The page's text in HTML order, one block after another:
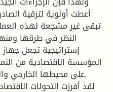
أعطت أولوية لترقية
تبقى غير مشجعة لهذه
النظر في طرقها
إستراتيجية تجعل
المؤسسة الاقتصادية من
على محيطها الخارجي
لقد أفرزت التحولات